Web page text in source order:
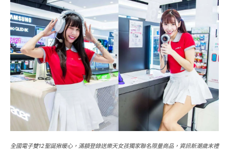
全國電子雙12聖誕揪暖心，滿額登錄送樂天女孩獨家聯名限量商品，資訊新潮歲末禮